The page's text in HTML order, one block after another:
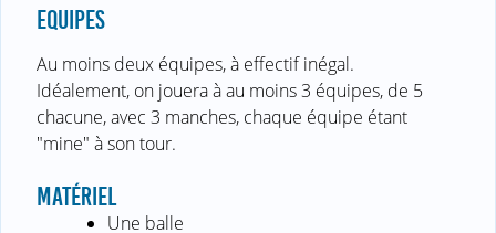
EQUIPES
Au moins deux équipes, à effectif inégal.
Idéalement, on jouera à au moins 3 équipes, de 5
chacune, avec 3 manches, chaque équipe étant
"mine" à son tour.
MATÉRIEL
Une balle